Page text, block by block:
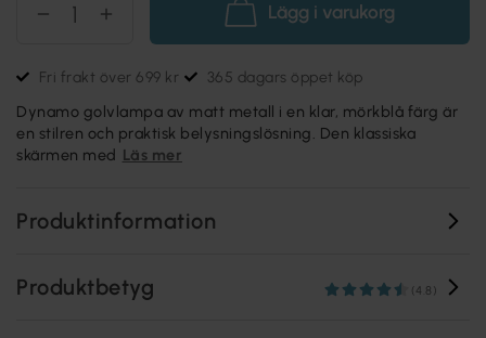
Lägg i varukorg
Fri frakt över 699 kr 365 dagars öppet köp
Dynamo golvlampa av matt metall i en klar, mörkblå färg är
en stilren och praktisk belysningslösning. Den klassiska
skärmen med Läs mer
Produktinformation
Produktbetyg (4.8)